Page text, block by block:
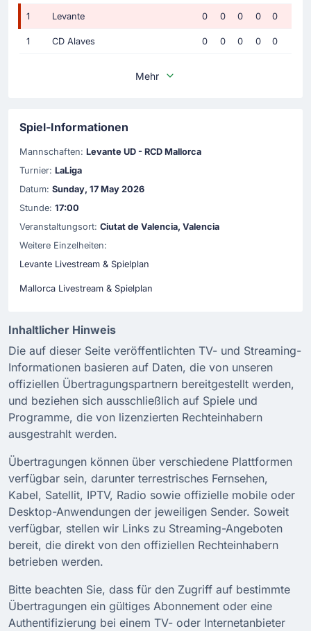
1 Levante 0 0 0 0 0
1 CD Alaves 0 0 0 0 0
Mehr
Spiel-Informationen
Mannschaften: Levante UD - RCD Mallorca
Turnier: LaLiga
Datum: Sunday, 17 May 2026
Stunde: 17:00
Veranstaltungsort: Ciutat de Valencia, Valencia
Weitere Einzelheiten:
Levante Livestream & Spielplan
Mallorca Livestream & Spielplan
Inhaltlicher Hinweis
Die auf dieser Seite veröffentlichten TV- und Streaming-
Informationen basieren auf Daten, die von unseren
offiziellen Übertragungspartnern bereitgestellt werden,
und beziehen sich ausschließlich auf Spiele und
Programme, die von lizenzierten Rechteinhabern
ausgestrahlt werden.
Übertragungen können über verschiedene Plattformen
verfügbar sein, darunter terrestrisches Fernsehen,
Kabel, Satellit, IPTV, Radio sowie offizielle mobile oder
Desktop-Anwendungen der jeweiligen Sender. Soweit
verfügbar, stellen wir Links zu Streaming-Angeboten
bereit, die direkt von den offiziellen Rechteinhabern
betrieben werden.
Bitte beachten Sie, dass für den Zugriff auf bestimmte
Übertragungen ein gültiges Abonnement oder eine
Authentifizierung bei einem TV- oder Internetanbieter